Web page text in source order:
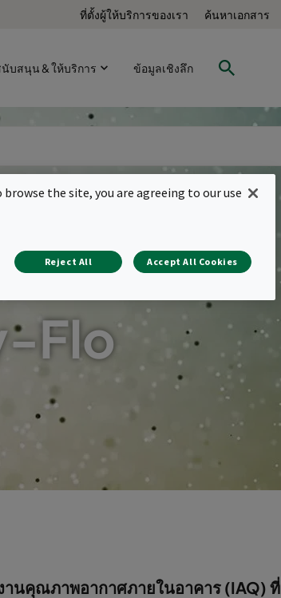
ที่ตั้งผู้ให้บริการของเรา ค้นหาเอกสาร
บสนุน & ให้บริการ ข้อมูลเชิงลึก
Flo
านคุณภาพอากาศภายในอาคาร (IAQ) ที่
the site, you are agreeing to our use
Reject All Accept All Cookies